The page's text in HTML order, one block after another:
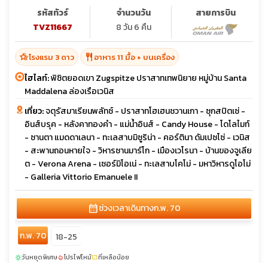
รหัสทัวร์
TVZ11667
จำนวนวัน
8 วัน 6 คืน
สายการบิน
hotel_classโรงแรม 3 ดาว restaurant อาหาร 11 มื้อ + บนเครื่อง
ไฮไลท์:พิชิตยอดเขา Zugspitze ปราสาทเทพนิยาย หมู่บ้าน Santa
Maddalena ล่องเรือเวนิส
เที่ยว:จตุรัสมาเรียนพลัทซ์ - ปราสาทโฮเฮนชวานเกา - ซุกสปิตเซ่ -
อินส์บรุค - หลังคาทองคำ - แม่น้ำอินส์ - Candy House - โดโลไมท์
- ซานตา แมดดาเลนา - ทะเลสาบมิซูริน่า - คอร์ตินา ดัมเปซโซ่ - เวนิส
- สะพานถอนหายใจ - วิหารซานมาร์โก - เมืองเวโรนา - บ้านของจูเลีย
ต - Verona Arena - เซอร์มิโอเน่ - ทะเลสาบโคโม่ - มหาวิหารดูโอโม่
- Galleria Vittorio Emanuele II
calendar_monthช่วงเวลาเดินทางก.พ. 70
ก.พ. 70 18-25
sunnyวันหยุดพิเศษlocal_fire_departmentโปรไฟไหม้confirmation_numberที่เหลือน้อย